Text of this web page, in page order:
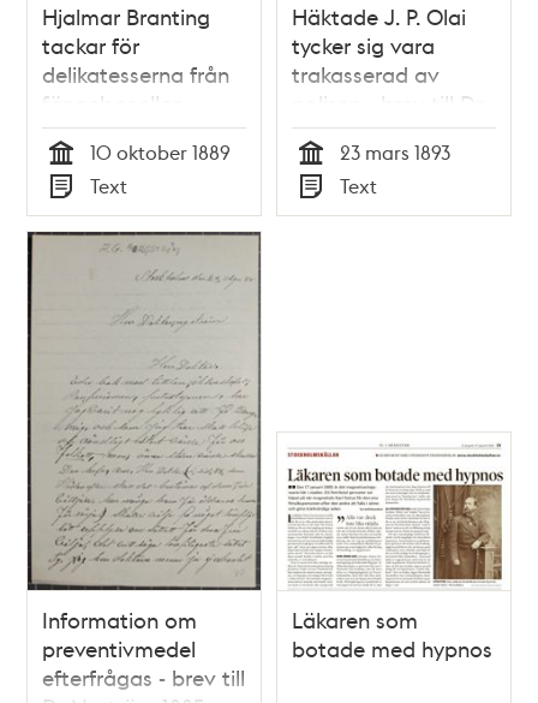
Hjalmar Branting
tackar för
delikatesserna från
fängelsecellen -
brev till Dr Nyström
1889
Tid
10 oktober 1889
Typ
Text
Häktade J. P. Olai
tycker sig vara
trakasserad av
polisen - brev till Dr
Anton Nyström 1893
Tid
23 mars 1893
Typ
Text
Information om
preventivmedel
efterfrågas - brev till
Läkaren som
botade med hypnos